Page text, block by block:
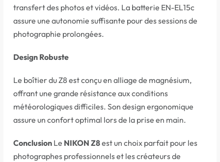
transfert des photos et vidéos. La batterie EN-EL15c
assure une autonomie suffisante pour des sessions de
photographie prolongées.
Design Robuste
Le boîtier du Z8 est conçu en alliage de magnésium,
offrant une grande résistance aux conditions
météorologiques difficiles. Son design ergonomique
assure un confort optimal lors de la prise en main.
Conclusion Le NIKON Z8est un choix parfait pour les
photographes professionnels et les créateurs de